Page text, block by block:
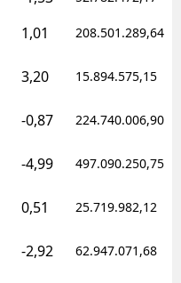
1,01 208.501.289,64
3,20 15.894.575,15
-0,87 224.740.006,90
-4,99 497.090.250,75
0,51 25.719.982,12
-2,92 62.947.071,68